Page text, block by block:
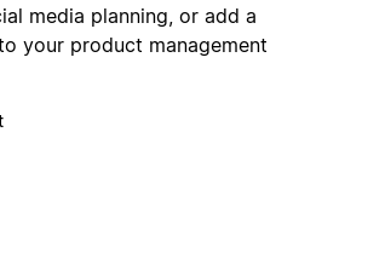
media planning, or add a
your product management